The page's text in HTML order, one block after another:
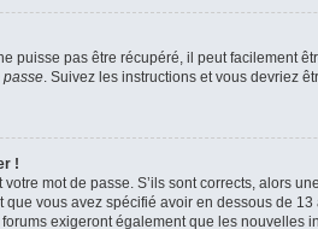
puisse pas être récupéré, il peut facilement
passe. Suivez les instructions et vous devriez
!
mot de passe. S’ils sont corrects, alors
vous avez spécifié avoir en dessous de
exigeront également que les nouvelles